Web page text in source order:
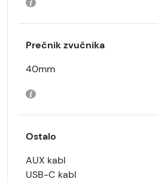
Prečnik zvučnika
40mm
Ostalo
AUX kabl
USB-C kabl